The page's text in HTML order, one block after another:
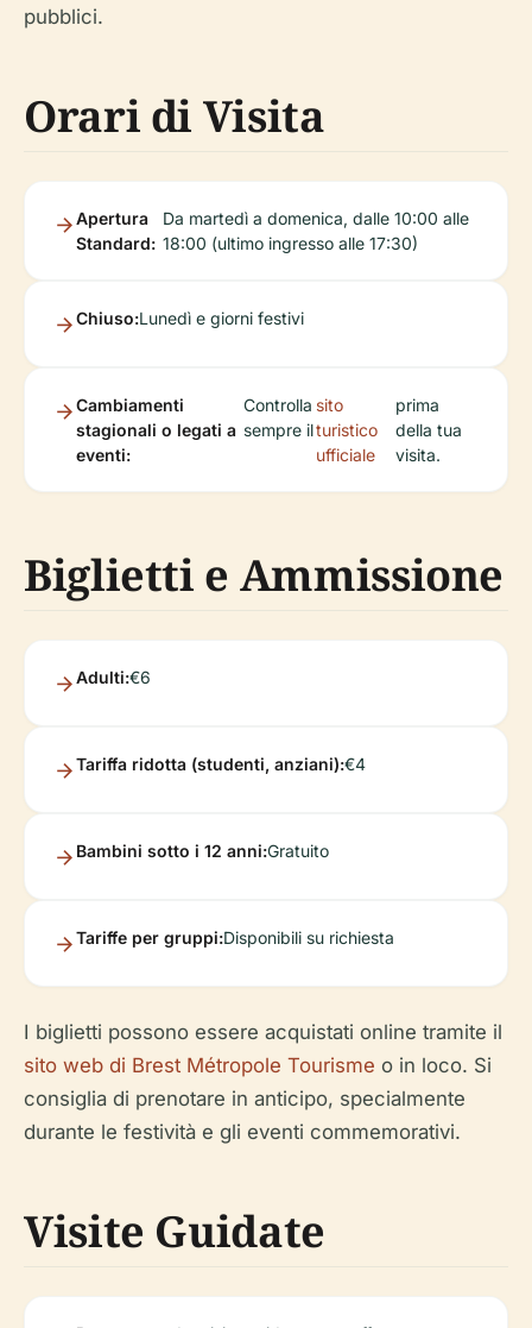
pubblici.
Orari di Visita
Apertura
Standard:
Da martedì a domenica, dalle 10:00 alle
18:00 (ultimo ingresso alle 17:30)
Chiuso:Lunedì e giorni festivi
Cambiamenti
stagionali o legati a
eventi:
Controlla
sempre il
sito
turistico
ufficiale
prima
della tua
visita.
Biglietti e Ammissione
Adulti:€6
Tariffa ridotta (studenti, anziani):€4
Bambini sotto i 12 anni:Gratuito
Tariffe per gruppi:Disponibili su richiesta
I biglietti possono essere acquistati online tramite il
sito web di Brest Métropole Tourisme o in loco. Si
consiglia di prenotare in anticipo, specialmente
durante le festività e gli eventi commemorativi.
Visite Guidate